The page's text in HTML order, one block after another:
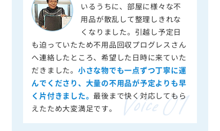
いるうちに、部屋に様々な不
用品が散乱して整理しきれな
くなりました。引越し予定日
も迫っていたため不用品回収プログレスさん
へ連絡したところ、希望した日時に来ていた
だきました。 小さな物でも一点ずつ丁寧に運
んでくださり、大量の不用品が予定よりも早
く片付きました。 最後まで快く対応してもら
えたため大変満足です。